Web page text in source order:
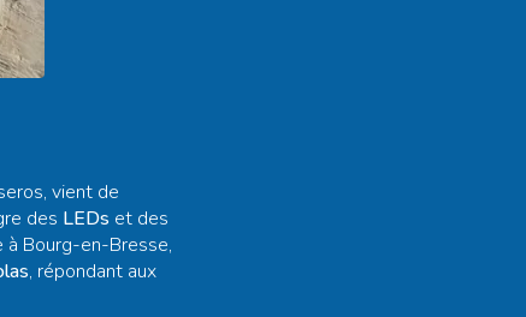
vient de
des LEDs et des
Bourg-en-Bresse,
, répondant aux